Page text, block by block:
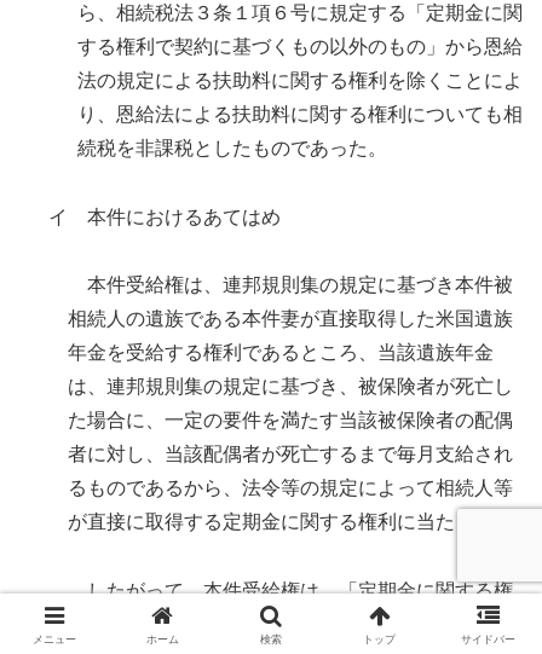
ら、相続税法３条１項６号に規定する「定期金に関
する権利で契約に基づくもの以外のもの」から恩給
法の規定による扶助料に関する権利を除くことによ
り、恩給法による扶助料に関する権利についても相
続税を非課税としたものであった。
イ 本件におけるあてはめ
本件受給権は、連邦規則集の規定に基づき本件被
相続人の遺族である本件妻が直接取得した米国遺族
年金を受給する権利であるところ、当該遺族年金
は、連邦規則集の規定に基づき、被保険者が死亡し
た場合に、一定の要件を満たす当該被保険者の配偶
者に対し、当該配偶者が死亡するまで毎月支給され
るものであるから、法令等の規定によって相続人等
が直接に取得する定期金に関する権利に当たる。
したがって、本件受給権は、「定期金に関する権
利で契約に基づくもの以外のもの」に当たり、相続
メニュー ホーム 検索 トップ サイドバー